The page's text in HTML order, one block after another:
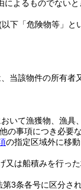
よるものでないと
以下「危険物等」と
当該物件の所有者
いて漁獲物、漁具
事項につき必要
の指定区域外に移
は船積みを行っ
第3条各号に区分さ